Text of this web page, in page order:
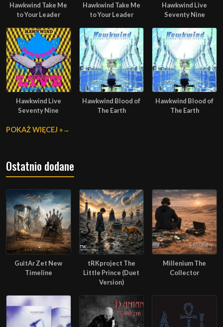
Hawkwind Take Me
to Your Leader
Hawkwind Take Me
to Your Leader
Hawkwind Live
Seventy Nine
Hawkwind Live
Seventy Nine
Hawkwind Blood of
The Earth
Hawkwind Blood of
The Earth
POKAŻ WIĘCEJ »
Ostatnio dodane
GuitAr Zet New
Timeline
tRKproject The
Little Prince (Duet
Version)
Millenium The
Collector